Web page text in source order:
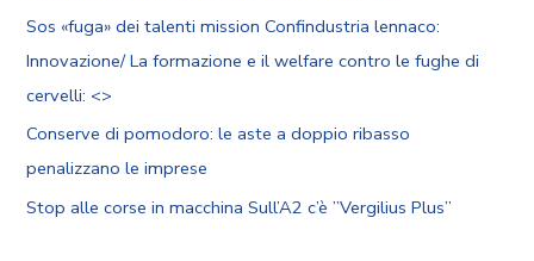
Sos «fuga» dei talenti mission Confindustria lennaco:
Innovazione/ La formazione e il welfare contro le fughe di
cervelli: <>
Conserve di pomodoro: le aste a doppio ribasso
penalizzano le imprese
Stop alle corse in macchina Sull’A2 c’è ”Vergilius Plus”